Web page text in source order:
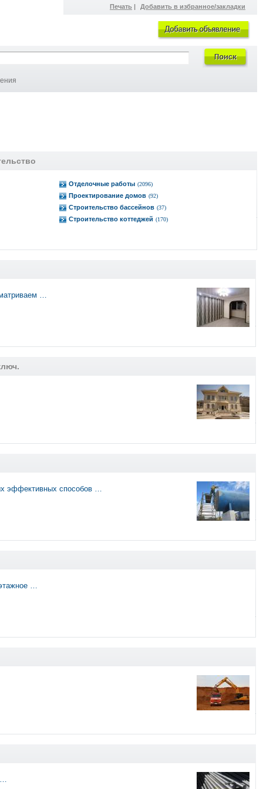
Печать | Добавить в избранное/закладки
Отделочные работы (2096)
Проектирование домов (92)
Строительство бассейнов (37)
Строительство коттеджей (170)
…
эффективных способов …
…
…